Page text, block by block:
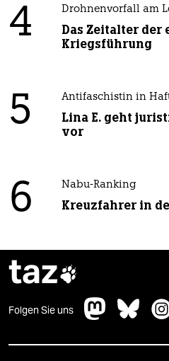
4 Drohnenvorfall am
Das Zeitalter
Kriegsführung
5 Antifaschistin in
Lina E. geht
vor
6 Nabu-Ranking
Kreuzfahrer in
taz
Folgen Sie uns